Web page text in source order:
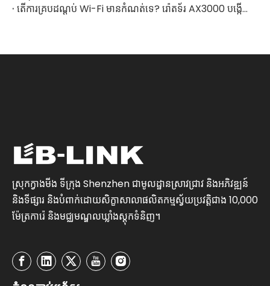
តើការគ្របដណ្តប់ Wi-Fi មានកំណត់ទេ? រ៉ោតទ័រ AX3000 បង្កើតបណ្តាញ Wi-Fi ផ្ទះទាំងមូល
ស្រុកក្វាងមីង ទីក្រុង Shenzhen ជាមូលដ្ឋានស្រាវជ្រាវ និងអភិវឌ្ឍន៍
និងទីផ្សារ និងបំពាក់ដោយសិក្ខាសាលាផលិតកម្មស្វ័យប្រវត្តិជាង 10,000
ម៉ែត្រការ៉េ និងមជ្ឈមណ្ឌលឃ្លាំងស្តុកទំនិញ។